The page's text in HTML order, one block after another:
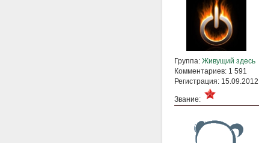
Группа: Живущий здесь
Комментариев: 1 591
Регистрация: 15.09.2012
Звание: